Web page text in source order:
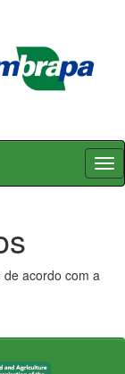
acordo com a